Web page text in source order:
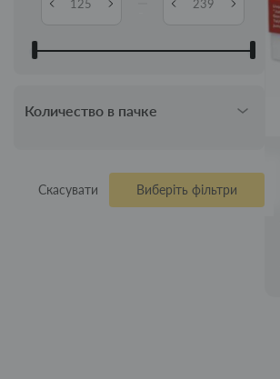
Количество в пачке
Скасувати Виберіть фільтри